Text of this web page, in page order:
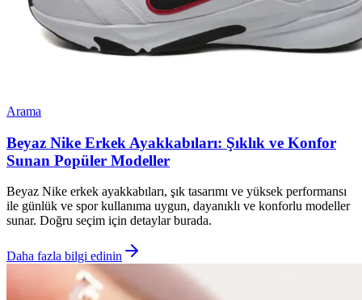
Arama
Beyaz Nike Erkek Ayakkabıları: Şıklık ve Konfor
Sunan Popüler Modeller
Beyaz Nike erkek ayakkabıları, şık tasarımı ve yüksek performansı
ile günlük ve spor kullanıma uygun, dayanıklı ve konforlu modeller
sunar. Doğru seçim için detaylar burada.
Daha fazla bilgi edinin